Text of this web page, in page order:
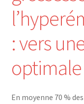
Mon compte
Mes commandes
: vers
optimale
En moyenne 70 %